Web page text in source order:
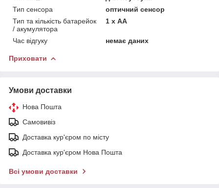
Тип сенсора
оптичний сенсор
Тип та кількість батарейок
/ акумулятора
1 х АА
Час відгуку немає даних
Приховати
Умови доставки
Нова Пошта
Самовивіз
Доставка кур'єром по місту
Доставка кур'єром Нова Пошта
Всі умови доставки